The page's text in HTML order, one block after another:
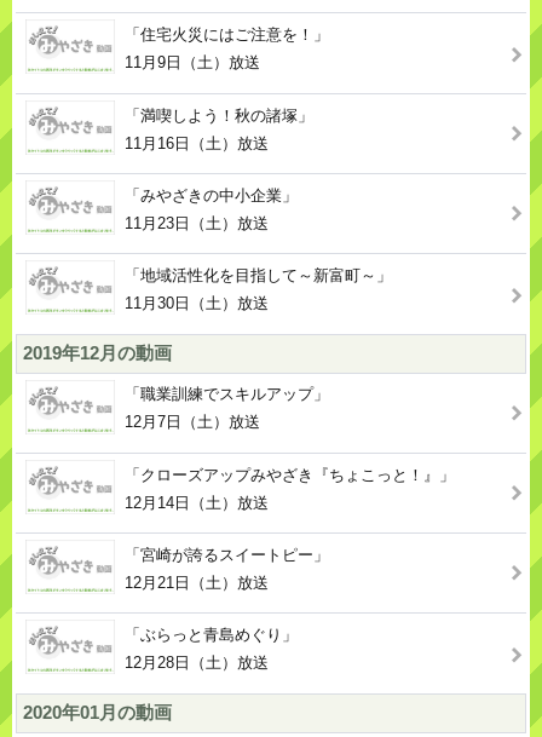
「住宅火災にはご注意を！」
11月9日（土）放送
「満喫しよう！秋の諸塚」
11月16日（土）放送
「みやざきの中小企業」
11月23日（土）放送
「地域活性化を目指して～新富町～」
11月30日（土）放送
2019年12月の動画
「職業訓練でスキルアップ」
12月7日（土）放送
「クローズアップみやざき『ちょこっと！』」
12月14日（土）放送
「宮崎が誇るスイートピー」
12月21日（土）放送
「ぶらっと青島めぐり」
12月28日（土）放送
2020年01月の動画